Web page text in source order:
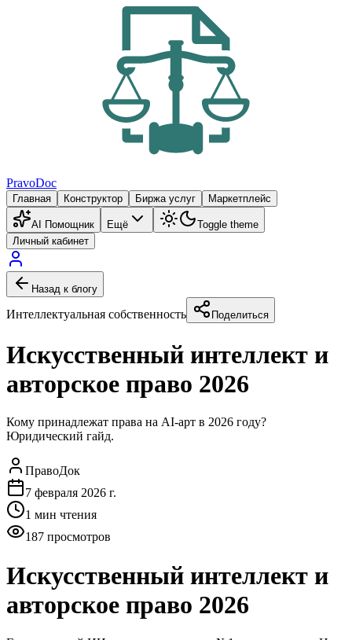
PravoDoc
Главная Конструктор Биржа услуг Маркетплейс
AI Помощник Ещё
Toggle theme
Личный кабинет
Назад к блогу
Интеллектуальная собственность Поделиться
Искусственный интеллект и
авторское право 2026
Кому принадлежат права на AI-арт в 2026 году?
Юридический гайд.
ПравоДок
7 февраля 2026 г.
1 мин чтения
187 просмотров
Искусственный интеллект и
авторское право 2026